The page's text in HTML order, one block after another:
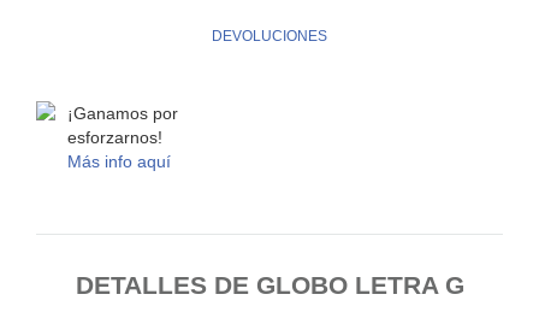
DEVOLUCIONES
¡Ganamos por
esforzarnos!
Más info aquí
DETALLES DE GLOBO LETRA G